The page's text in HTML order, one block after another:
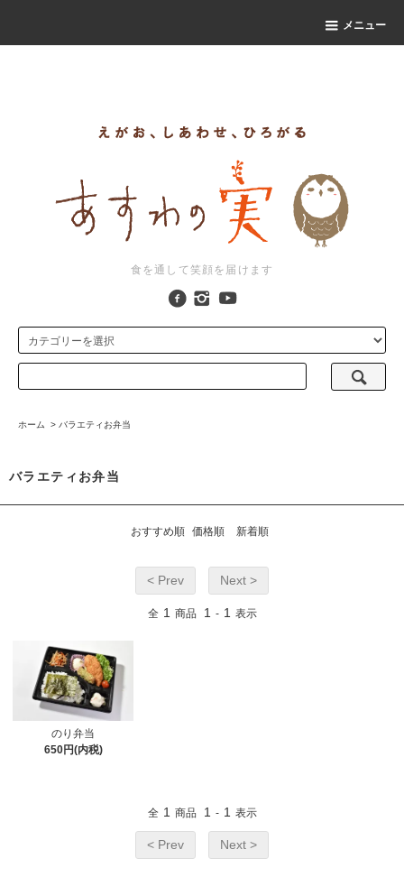
メニュー
食を通して笑顔を届けます
ホーム > バラエティお弁当
バラエティお弁当
おすすめ順 価格順 新着順
< Prev Next >
全 1 商品 1 - 1 表示
のり弁当
650円(内税)
全 1 商品 1 - 1 表示
< Prev Next >